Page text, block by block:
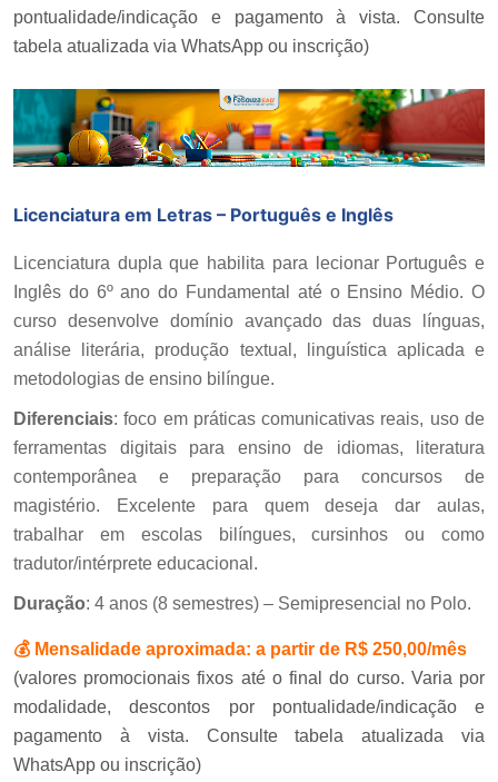
pontualidade/indicação e pagamento à vista. Consulte
tabela atualizada via WhatsApp ou inscrição)
Licenciatura em Letras – Português e Inglês
Licenciatura dupla que habilita para lecionar Português e
Inglês do 6º ano do Fundamental até o Ensino Médio. O
curso desenvolve domínio avançado das duas línguas,
análise literária, produção textual, linguística aplicada e
metodologias de ensino bilíngue.
Diferenciais: foco em práticas comunicativas reais, uso de
ferramentas digitais para ensino de idiomas, literatura
contemporânea e preparação para concursos de
magistério. Excelente para quem deseja dar aulas,
trabalhar em escolas bilíngues, cursinhos ou como
tradutor/intérprete educacional.
Duração: 4 anos (8 semestres) – Semipresencial no Polo.
💰 Mensalidade aproximada: a partir de R$ 250,00/mês
(valores promocionais fixos até o final do curso. Varia por
modalidade, descontos por pontualidade/indicação e
pagamento à vista. Consulte tabela atualizada via
WhatsApp ou inscrição)